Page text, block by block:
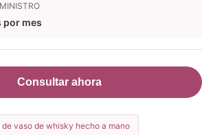
por mes
Consultar ahora
vaso de whisky hecho a mano